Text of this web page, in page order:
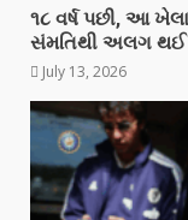
૧૮ વર્ષ પછી, આ
સંમતિથી અલગ થઈ
July 13, 2026